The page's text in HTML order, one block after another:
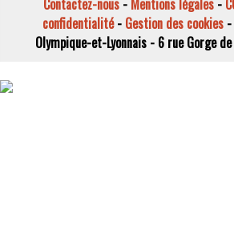
confidentialité- Gestion des cookies-
Olympique-et-Lyonnais - 6 rue Gorge